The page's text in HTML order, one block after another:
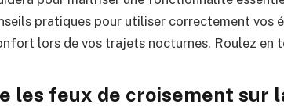
pratiques pour utiliser correctement vos
lors de vos trajets nocturnes. Roulez en
les feux de croisement sur